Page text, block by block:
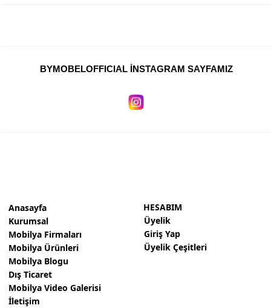
BYMOBELOFFICIAL İNSTAGRAM SAYFAMIZ
Anasayfa
Kurumsal
Mobilya Firmaları
Mobilya Ürünleri
Mobilya Blogu
Dış Ticaret
Mobilya Video Galerisi
İletişim
HESABIM
Üyelik
Giriş Yap
Üyelik Çeşitleri